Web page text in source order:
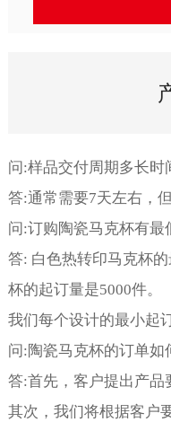
问:样品交付周期多长时
答:通常需要7天左右，
问:订购陶瓷马克杯有最
答: 白色热转印马克杯
杯的起订量是5000件。
我们每个设计的最小起
问:陶瓷马克杯的订单如
答:首先，客户提出产品
其次，我们将根据客户